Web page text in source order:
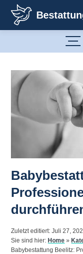
Inhalt
springen
Zuletzt editiert: Juli 27,
Sie sind hier:Home »
Babybestattung Beelitz: